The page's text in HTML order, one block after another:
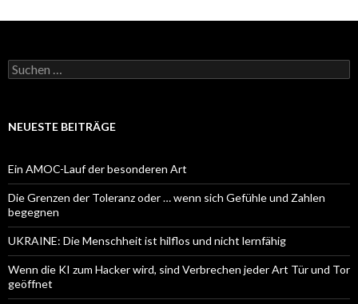
Suchen
nach:
NEUESTE BEITRÄGE
Ein AMOC-Lauf der besonderen Art
Die Grenzen der Toleranz oder … wenn sich Gefühle und Zahlen
begegnen
UKRAINE: Die Menschheit ist hilflos und nicht lernfähig
Wenn die KI zum Hacker wird, sind Verbrechen jeder Art Tür und Tor
geöffnet